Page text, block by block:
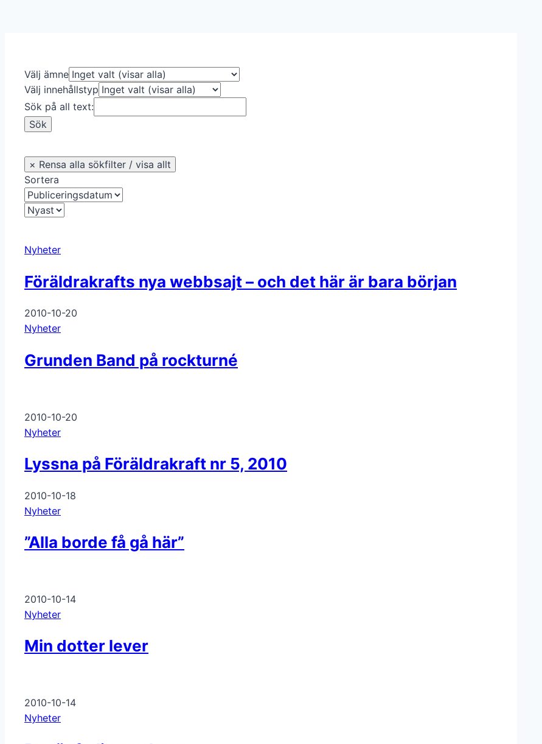
Välj ämne
Välj innehållstyp
Sök på all text:
Sortera
Nyheter
Föräldrakrafts nya webbsajt – och det här är bara början
2010-10-20
Nyheter
Grunden Band på rockturné
2010-10-20
Nyheter
Lyssna på Föräldrakraft nr 5, 2010
2010-10-18
Nyheter
”Alla borde få gå här”
2010-10-14
Nyheter
Min dotter lever
2010-10-14
Nyheter